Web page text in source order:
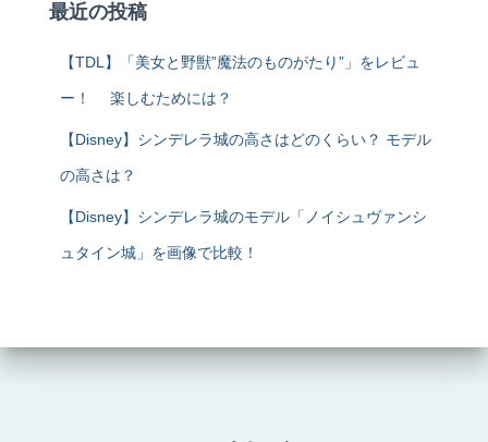
最近の投稿
【TDL】「美女と野獣”魔法のものがたり”」をレビュ
ー！ 楽しむためには？
【Disney】シンデレラ城の高さはどのくらい？ モデル
の高さは？
【Disney】シンデレラ城のモデル「ノイシュヴァンシ
ュタイン城」を画像で比較！